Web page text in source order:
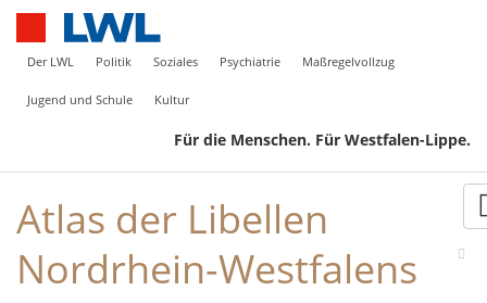
Der LWL Politik Soziales Psychiatrie Maßregelvollzug
Jugend und Schule Kultur
Für die Menschen. Für Westfalen-Lippe.
Atlas der Libellen
Nordrhein-Westfalens